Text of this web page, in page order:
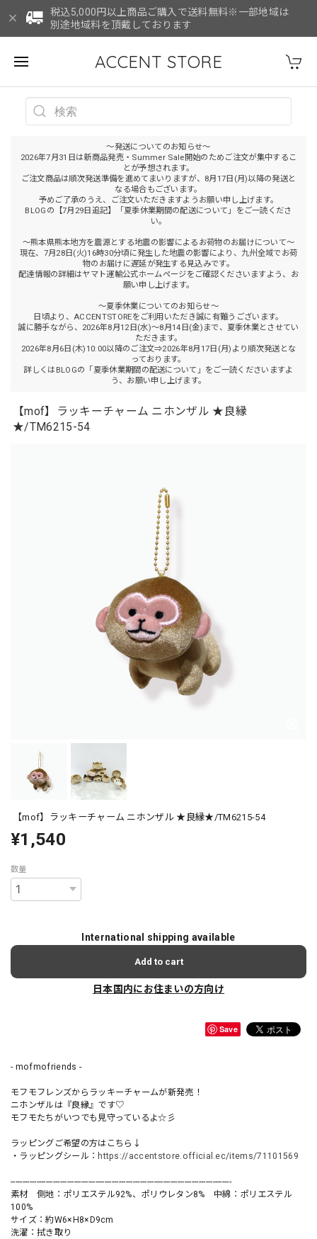
税込5,000円以上商品ご購入で送料無料※一部地域は
別途地域料を頂戴しております
ACCENT STORE
～発送についてのお知らせ～
2026年7月31日は新商品発売・Summer Sale開始のためご注文が集中するこ
とが予想されます。
ご注文商品は順次発送準備を進めてまいりますが、8月17日(月)以降の発送と
なる場合もございます。
予めご了承のうえ、ご注文いただきますようお願い申し上げます。
BLOGの【7月29日追記】「夏季休業期間の配送について」をご一読くださ
い。
～熊本県熊本地方を震源とする地震の影響によるお荷物のお届けについて～
現在、7月28日(火)16時30分頃に発生した地震の影響により、九州全域でお荷
物のお届けに遅延が発生する見込みです。
配達情報の詳細はヤマト運輸公式ホームページをご確認くださいますよう、お
願い申し上げます。
～夏季休業についてのお知らせ～
日頃より、ACCENTSTOREをご利用いただき誠に有難うございます。
誠に勝手ながら、2026年8月12日(水)～8月14日(金)まで、夏季休業とさせてい
ただきます。
2026年8月6日(木)10:00以降のご注文⇒2026年8月17日(月)より順次発送とな
っております。
詳しくはBLOGの「夏季休業期間の配送について」をご一読くださいますよ
う、お願い申し上げます。
【mof】ラッキーチャーム ニホンザル ★良縁
★/TM6215-54
【mof】ラッキーチャーム ニホンザル ★良縁★/TM6215-54
¥1,540
数量
International shipping available
Add to cart
日本国内にお住まいの方向け
Save
- mofmofriends -
モフモフレンズからラッキーチャームが新発売！
ニホンザルは『良縁』です♡
モフモたちがいつでも見守っているよ☆彡
ラッピングご希望の方はこちら↓
・ラッピングシール： https://accentstore.official.ec/items/71101569
----------------------------------------------------------------------------------------------
素材 側地：ポリエステル92%、ポリウレタン8% 中綿：ポリエステル
100%
サイズ：約W6×H8×D9cm
洗濯：拭き取り